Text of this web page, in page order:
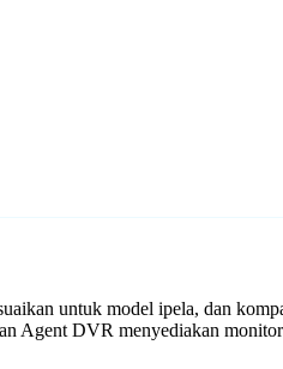
untuk model ipela, dan
Agent DVR menyediakan